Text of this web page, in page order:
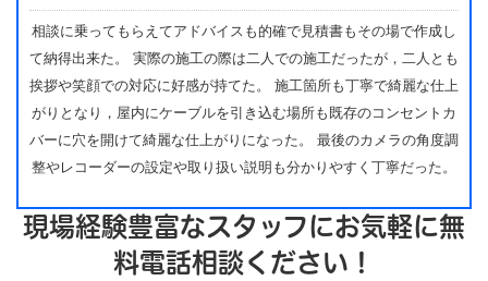
相談に乗ってもらえてアドバイスも的確で見積書もその場で作成し
て納得出来た。 実際の施工の際は二人での施工だったが，二人とも
挨拶や笑顔での対応に好感が持てた。 施工箇所も丁寧で綺麗な仕上
がりとなり，屋内にケーブルを引き込む場所も既存のコンセントカ
バーに穴を開けて綺麗な仕上がりになった。 最後のカメラの角度調
整やレコーダーの設定や取り扱い説明も分かりやすく丁寧だった。
現場経験豊富なスタッフにお気軽に無
料電話相談ください！